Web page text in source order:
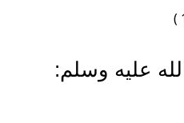
عليه وسلم: